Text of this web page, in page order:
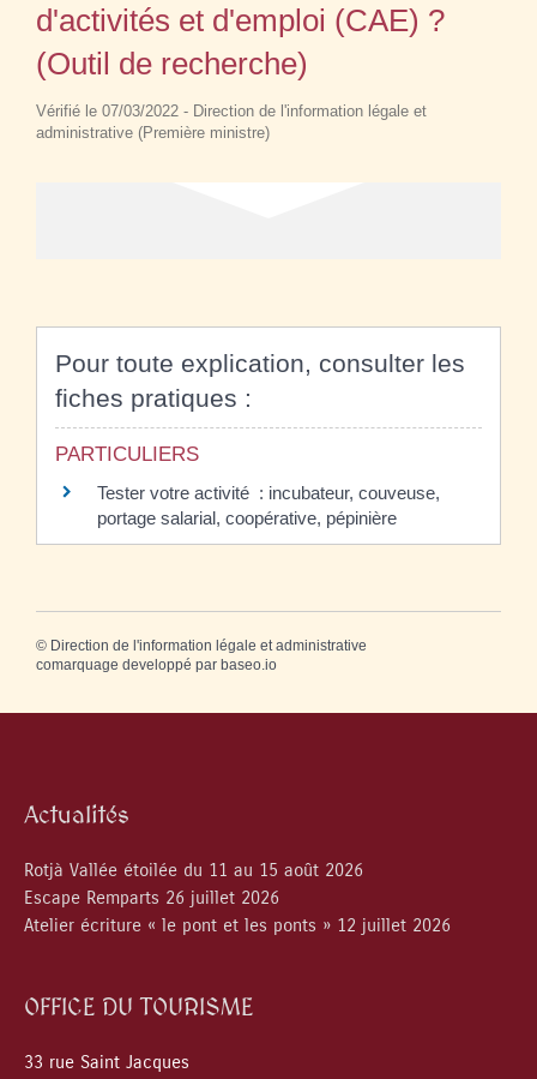
d'activités et d'emploi (CAE) ?
(Outil de recherche)
Vérifié le 07/03/2022 - Direction de l'information légale et
administrative (Première ministre)
Pour toute explication, consulter les
fiches pratiques :
PARTICULIERS
Tester votre activité : incubateur, couveuse,
portage salarial, coopérative, pépinière
© Direction de l'information légale et administrative
comarquage developpé par baseo.io
Actualités
Rotjà Vallée étoilée du 11 au 15 août 2026
Escape Remparts 26 juillet 2026
Atelier écriture « le pont et les ponts » 12 juillet 2026
OFFICE DU TOURISME
33 rue Saint Jacques